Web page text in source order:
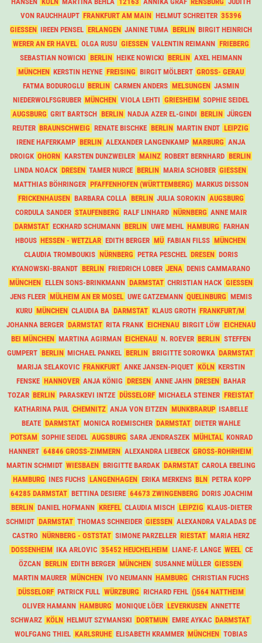
VON RAUCHHAUPT FRANKFURT AM MAIN HELMUT SCHREITER 35396
GIESSEN
IREEN PENSEL ERLANGEN JANINE TUMA BERLIN BIRGIT HEINRICH
WERER AN ER HAVEL OLGA RUSU GIESSEN VALENTIN REIMANN FRIEBERG
SEBASTIAN NOWICKI BERLIN HEIKE NOWICKI BERLIN AXEL HEIMANN
MÜNCHEN KERSTIN HEYNE FREISING BIRGIT MÖLBERT GROSS- GERAU
FATMA BODUROGLU BERLIN CARMEN ANDERS MELSUNGEN JASMIN
NIEDERWOLFSGRUBER MÜNCHEN VIOLA LEHTI GRIESHEIM SOPHIE SEIDEL
AUGSBURG GRIT BARTSCH BERLIN NADJA AZER EL-GINDI BERLIN JÜRGEN
REUTER BRAUNSCHWEIG RENATE BISCHKE BERLIN MARTIN ENDT LEIPZIG
IRENE HAFERKAMP BERLIN ALEXANDER LANGENKAMP MARBURG ANJA
DROIGK OHORN KARSTEN DUNZWEILER MAINZ ROBERT BERNHARD BERLIN
LINDA NOACK DRESEN TAMER NURCE BERLIN MARIA SCHOBER GIESSEN
MATTHIAS BÖHRINGER PFAFFENHOFEN (WÜRTTEMBERG) MARKUS DISSON
FRICKENHAUSEN BARBARA COLLA BERLIN JULIA SOROKIN AUGSBURG
CORDULA SANDER STAUFENBERG RALF LINHARD NÜRNBERG ANNE MAIR
DARMSTAT ECKHARD SCHUMANN BERLIN UWE MEHL HAMBURG FARHAN
HBOUS HESSEN - WETZLAR EDITH BERGER MÜ FABIAN FILSS
MÜNCHEN
CLAUDIA TROMBOUKIS NÜRNBERG PETRA PESCHEL DRESEN DORIS
KYANOWSKI-BRANDT BERLIN FRIEDRICH LOBER JENA DENIS CAMMARANO
MÜNCHEN ELLEN SONS-BRINKMANN DARMSTAT CHRISTIAN HACK GIESSEN
JENS FLEER MÜLHEIM AN ER MOSEL UWE GATZEMANN QUELINBURG MEMIS
KURU MÜNCHEN CLAUDIA BA DARMSTAT KLAUS GROTH FRANKFURT/M
JOHANNA BERGER DARMSTAT RITA FRANK EICHENAU BIRGIT LÖW EICHENAU
BEI MÜNCHEN MARTINA AGIRMAN EICHENAU N. ROEVER BERLIN STEFFEN
GUMPERT BERLIN MICHAEL PANKEL BERLIN BRIGITTE SOROWKA DARMSTAT
MARIJA SELAKOVIC FRANKFURT ANKE JANSEN-PIQUET KÖLN KERSTIN
FENSKE HANNOVER ANJA KÖNIG DRESEN ANNE JAHN DRESEN BAHAR
TOZAR BERLIN PARASKEVI INTZE DÜSSELORF MICHAELA STEINER FREISTAT
KATHARINA PAUL CHEMNITZ ANJA VON EITZEN MUNKBRARUP ISABELLE
BEATE DARMSTAT MONICA ROEMISCHER DARMSTAT DIETER WAHLE
POTSAM SOPHIE SEIDEL AUGSBURG SARA JENDRASZEK MÜHLTAL KONRAD
HANNERT 64846 GROSS-ZIMMERN ALEXANDRA LIEBECK GROSS-ROHRHEIM
MARTIN SCHMIDT WIESBAEN BRIGITTE BARDAK DARMSTAT CAROLA EBELING
HAMBURG INES FUCHS LANGENHAGEN ERIKA MERKENS BLN PETRA KOPP
64285 DARMSTAT BETTINA DESIERE 64673 ZWINGENBERG DORIS JOACHIM
BERLIN DANIEL HOFMANN KREFEL CLAUDIA MISCH LEIPZIG KLAUS-DIETER
SCHMIDT DARMSTAT THOMAS SCHNEIDER GIESSEN
ALEXANDRA VALADAS DE
CASTRO NÜRNBERG - OSTSTAT SIMONE PARZELLER RIESTAT MARIA HERZ
DOSSENHEIM IKA ARLOVIC 35452 HEUCHELHEIM LIANE-F. LANGE WEEL CE
ÖZCAN BERLIN EDITH BERGER MÜNCHEN SUSANNE MÜLLER GIESSEN
MARTIN MAURER MÜNCHEN IVO NEUMANN HAMBURG CHRISTIAN FUCHS
DÜSSELORF PATRICK FULL WÜRZBURG RICHARD FEHL ()564 NATTHEIM
OLIVER HAMANN HAMBURG MONIQUE LÖER LEVERKUSEN ANNETTE
SCHWARZ KÖLN HELMUT SZYMANSKI DORTMUN EMRE AYKAC DARMSTAT
WOLFGANG THIEL KARLSRUHE ELISABETH KRAMMER MÜNCHEN TOBIAS